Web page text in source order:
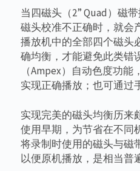
当四磁头（2” Quad）磁
磁头校准不正确时，就会
播放机中的全部四个磁头
确均衡，才能避免此类错
（Ampex）自动色度功
实现正确播放；也可通过
实现完美的磁头均衡历来
使用早期，为节省在不同
将录制时使用的磁头与磁
以便原机播放，是相当普